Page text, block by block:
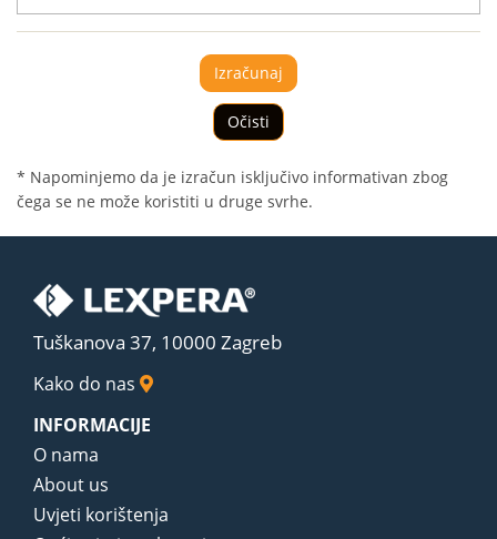
Izračunaj
Očisti
* Napominjemo da je izračun isključivo informativan zbog
čega se ne može koristiti u druge svrhe.
Tuškanova 37, 10000 Zagreb
Kako do nas
INFORMACIJE
O nama
About us
Uvjeti korištenja